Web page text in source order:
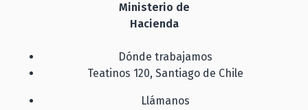
Ministerio de
Hacienda
Dónde trabajamos
Teatinos 120, Santiago de Chile
Llámanos